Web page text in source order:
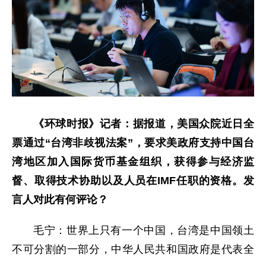
《环球时报》记者：据报道，美国众院近日全
票通过“台湾非歧视法案”，要求美政府支持中国台
湾地区加入国际货币基金组织，获得参与经济监
督、取得技术协助以及人员在IMF任职的资格。发
言人对此有何评论？
毛宁：世界上只有一个中国，台湾是中国领土
不可分割的一部分，中华人民共和国政府是代表全